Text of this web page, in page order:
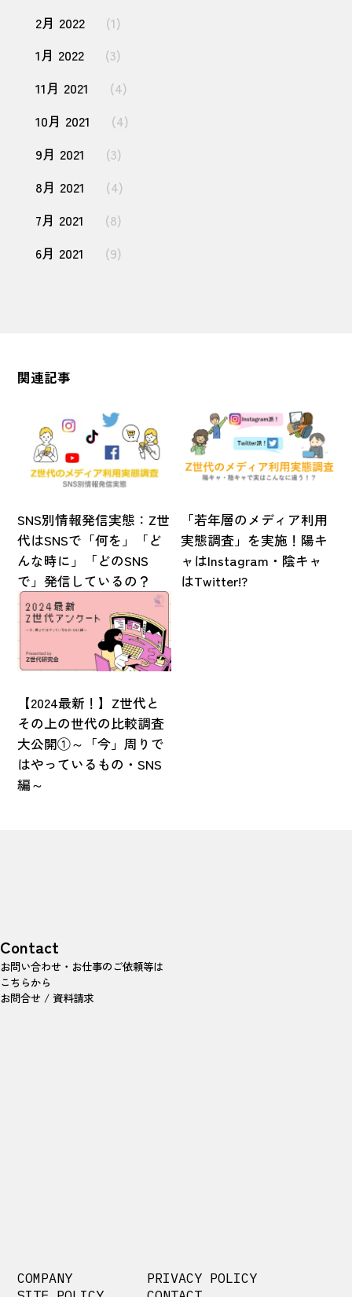
2月 2022
(1)
1月 2022
(3)
11月 2021
(4)
10月 2021
(4)
9月 2021
(3)
8月 2021
(4)
7月 2021
(8)
6月 2021
(9)
関連記事
SNS別情報発信実態：Z世
代はSNSで「何を」「ど
んな時に」「どのSNS
で」発信しているの？
「若年層のメディア利用
実態調査」を実施！陽キ
ャはInstagram・陰キャ
はTwitter!?
【2024最新！】Z世代と
その上の世代の比較調査
大公開①～「今」周りで
はやっているもの・SNS
編～
Contact
お問い合わせ・お仕事のご依頼等は
こちらから
お問合せ / 資料請求
COMPANY
PRIVACY POLICY